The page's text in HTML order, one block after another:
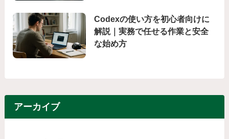
Codexの使い方を初心者向けに
解説｜実務で任せる作業と安全
な始め方
アーカイブ